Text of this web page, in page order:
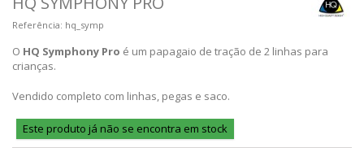
Referência: hq_symp
O HQ Symphony Pro é um papagaio de tração de 2 linhas para
crianças.
Vendido completo com linhas, pegas e saco.
Este produto já não se encontra em stock